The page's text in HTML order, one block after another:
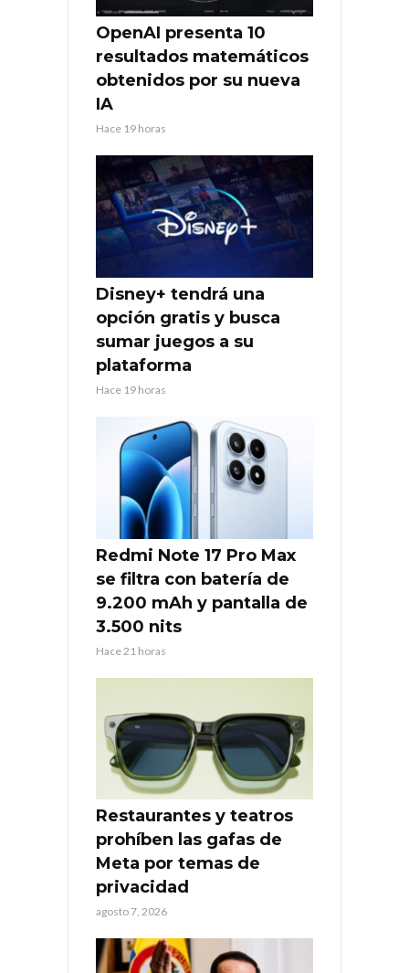
OpenAI presenta 10
resultados matemáticos
obtenidos por su nueva
IA
Hace 19 horas
Disney+ tendrá una
opción gratis y busca
sumar juegos a su
plataforma
Hace 19 horas
Redmi Note 17 Pro Max
se filtra con batería de
9.200 mAh y pantalla de
3.500 nits
Hace 21 horas
Restaurantes y teatros
prohíben las gafas de
Meta por temas de
privacidad
agosto 7, 2026